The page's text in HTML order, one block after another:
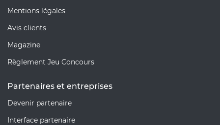
Mentions légales
Avis clients
Magazine
Règlement Jeu Concours
Partenaires et entreprises
Devenir partenaire
Interface partenaire